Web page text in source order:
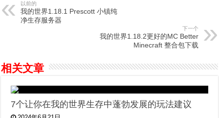
以前的
我的世界1.18.1 Prescott 小镇纯
净生存服务器
下一个
我的世界1.18.2更好的MC Better
Minecraft 整合包下载
相关文章
7个让你在我的世界生存中蓬勃发展的玩法建议